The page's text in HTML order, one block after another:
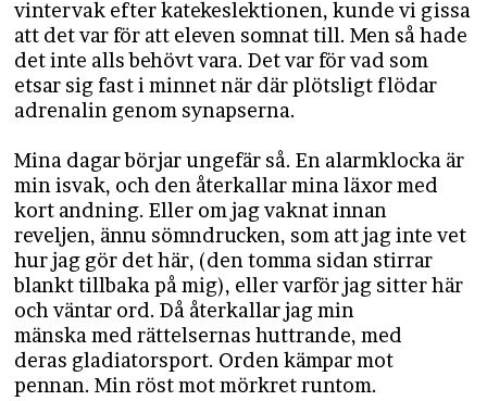
vintervak efter katekeslektionen, kunde vi gissa
att det var för att eleven somnat till. Men så hade
det inte alls behövt vara. Det var för vad som
etsar sig fast i minnet när där plötsligt flödar
adrenalin genom synapserna.
Mina dagar börjar ungefär så. En alarmklocka är
min isvak, och den återkallar mina läxor med
kort andning. Eller om jag vaknat innan
reveljen, ännu sömndrucken, som att jag inte vet
hur jag gör det här, (den tomma sidan stirrar
blankt tillbaka på mig), eller varför jag sitter här
och väntar ord. Då återkallar jag min
mänska med rättelsernas huttrande, med
deras gladiatorsport. Orden kämpar mot
pennan. Min röst mot mörkret runtom.